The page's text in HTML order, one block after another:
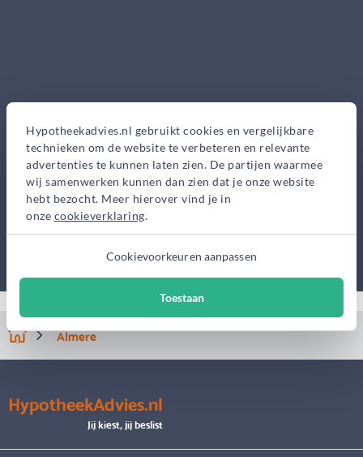
Hypotheekadvies.nl gebruikt cookies en vergelijkbare
technieken om de website te verbeteren en relevante
advertenties te kunnen laten zien. De partijen waarmee
wij samenwerken kunnen dan zien dat je onze website
hebt bezocht. Meer hierover vind je in
onze cookieverklaring.
Cookievoorkeuren aanpassen
Toestaan
Almere
HypotheekAdvies.nl
Jij kiest, jij beslist